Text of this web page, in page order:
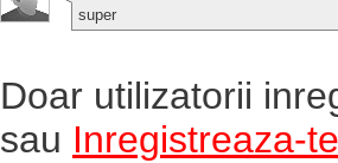
super
Doar utilizatorii
sau Inregistreaza-te